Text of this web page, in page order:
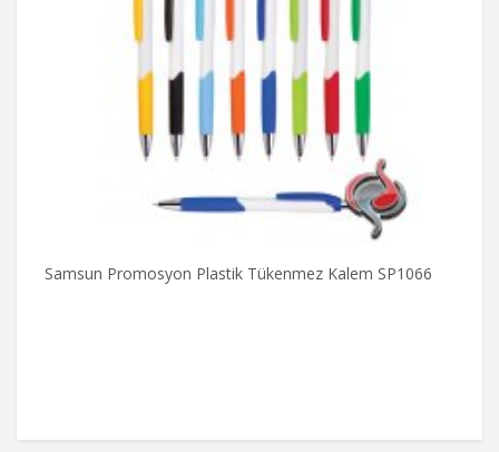
Samsun Promosyon Plastik Tükenmez Kalem SP1066